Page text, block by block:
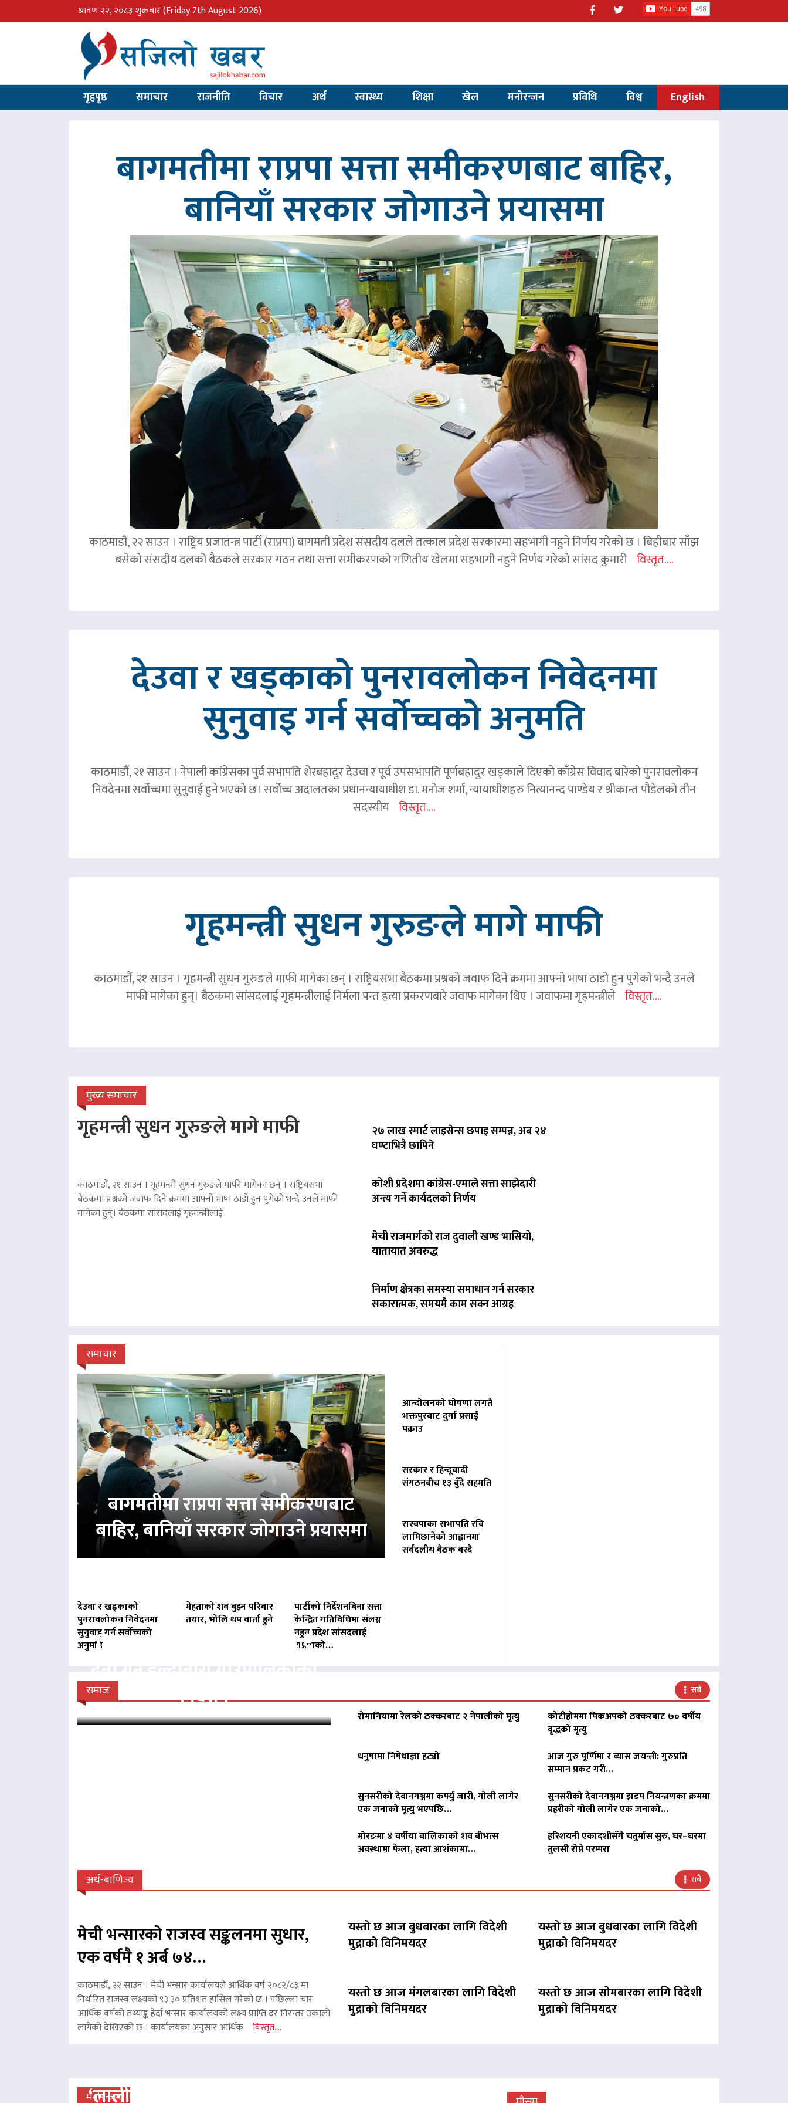
श्रावण २२, २०८३ शुक्रबार(Friday 7th August 2026)
गृहपृष्ठ समाचार राजनीति विचार अर्थ स्वास्थ्य शिक्षा खेल मनोरन्जन प्रविधि विश्व English
बागमतीमा राप्रपा सत्ता समीकरणबाट बाहिर,
बानियाँ सरकार जोगाउने प्रयासमा
काठमाडौं, २२ साउन । राष्ट्रिय प्रजातन्त्र पार्टी (राप्रपा) बागमती प्रदेश संसदीय दलले तत्काल प्रदेश सरकारमा सहभागी नहुने निर्णय गरेको छ । बिहीबार साँझ
बसेको संसदीय दलको बैठकले सरकार गठन तथा सत्ता समीकरणको गणितीय खेलमा सहभागी नहुने निर्णय गरेको सांसद कुमारी विस्तृत....
देउवा र खड्काको पुनरावलोकन निवेदनमा
सुनुवाइ गर्न सर्वोच्चको अनुमति
काठमाडौं, २१ साउन । नेपाली कांग्रेसका पुर्व सभापति शेरबहादुर देउवा र पूर्व उपसभापति पूर्णबहादुर खड्काले दिएको काँग्रेस विवाद बारेको पुनरावलोकन
निवदेनमा सर्वोच्चमा सुनुवाई हुने भएको छ। सर्वोच्च अदालतका प्रधानन्यायाधीश डा. मनोज शर्मा, न्यायाधीशहरु नित्यानन्द पाण्डेय र श्रीकान्त पौडेलको तीन
सदस्यीय विस्तृत....
गृहमन्त्री सुधन गुरुङले मागे माफी
काठमाडौं, २१ साउन । गृहमन्त्री सुधन गुरुङले माफी मागेका छन् । राष्ट्रियसभा बैठकमा प्रश्नको जवाफ दिने क्रममा आफ्नो भाषा ठाडो हुन पुगेको भन्दै उनले
माफी मागेका हुन्। बैठकमा सांसदलाई गृहमन्त्रीलाई निर्मला पन्त हत्या प्रकरणबारे जवाफ मागेका थिए । जवाफमा गृहमन्त्रीले विस्तृत....
मुख्य समाचार
गृहमन्त्री सुधन गुरुङले मागे माफी
काठमाडौं, २१ साउन । गृहमन्त्री सुधन गुरुङले माफी मागेका छन् । राष्ट्रियसभा
बैठकमा प्रश्नको जवाफ दिने क्रममा आफ्नो भाषा ठाडो हुन पुगेको भन्दै उनले माफी
मागेका हुन्। बैठकमा सांसदलाई गृहमन्त्रीलाई
२७ लाख स्मार्ट लाइसेन्स छपाइ सम्पन्न, अब २४
घण्टाभित्रै छापिने
कोशी प्रदेशमा कांग्रेस-एमाले सत्ता साझेदारी
अन्त्य गर्ने कार्यदलको निर्णय
मेची राजमार्गको राज दुवाली खण्ड भासियो,
यातायात अवरुद्ध
निर्माण क्षेत्रका समस्या समाधान गर्न सरकार
सकारात्मक, समयमै काम सक्न आग्रह
समाचार
बागमतीमा राप्रपा सत्ता समीकरणबाट
बाहिर, बानियाँ सरकार जोगाउने प्रयासमा
देउवा र खड्काको
पुनरावलोकन निवेदनमा
सुनुवाइ गर्न सर्वोच्चको
अनुमति
मेहताको शव बुझ्न परिवार
तयार, भोलि थप वार्ता हुने
पार्टीको निर्देशनबिना सत्ता
केन्द्रित गतिविधिमा संलग्न
नहुन प्रदेश सांसदलाई
राप्रपाको…
आन्दोलनको घोषणा लगतै
भक्तपुरबाट दुर्गा प्रसाईं
पक्राउ
सरकार र हिन्दूवादी
संगठनबीच १३ बुँदे सहमति
रास्वपाका सभापति रवि
लामिछानेको आह्वानमा
सर्वदलीय बैठक बस्दै
समाज सबै
बिना दर्ता सञ्चालित व्यवसायलाई
निर्देशन
रोमानियामा रेलको ठक्करबाट २ नेपालीको मृत्यु
कोटीहोममा पिकअपको ठक्करबाट ७० वर्षीय
वृद्धको मृत्यु
धनुषामा निषेधाज्ञा हट्यो
आज गुरु पूर्णिमा र व्यास जयन्ती: गुरुप्रति
सम्मान प्रकट गरी…
सुनसरीको देवानगञ्जमा कर्फ्यु जारी, गोली लागेर
एक जनाको मृत्यु भएपछि…
सुनसरीको देवानगञ्जमा झडप नियन्त्रणका क्रममा
प्रहरीको गोली लागेर एक जनाको…
मोरङमा ४ वर्षीया बालिकाको शव बीभत्स
अवस्थामा फेला, हत्या आशंकामा…
हरिशयनी एकादशीसँगै चतुर्मास सुरु, घर–घरमा
तुलसी रोप्ने परम्परा
अर्थ-बाणिज्य सबै
मेची भन्सारको राजस्व सङ्कलनमा सुधार,
एक वर्षमै १ अर्ब ७४…
काठमाडौं, २२ साउन । मेची भन्सार कार्यालयले आर्थिक वर्ष २०८२/८३ मा
निर्धारित राजस्व लक्ष्यको ९३.३० प्रतिशत हासिल गरेको छ । पछिल्ला चार
आर्थिक वर्षको तथ्याङ्क हेर्दा भन्सार कार्यालयको लक्ष्य प्राप्ति दर निरन्तर उकालो
लागेको देखिएको छ । कार्यालयका अनुसार आर्थिक विस्तृत....
यस्तो छ आज बुधबारका लागि विदेशी
मुद्राको विनिमयदर
यस्तो छ आज बुधबारका लागि विदेशी
मुद्राको विनिमयदर
यस्तो छ आज मंगलबारका लागि विदेशी
मुद्राको विनिमयदर
यस्तो छ आज सोमबारका लागि विदेशी
मुद्राको विनिमयदर
मनोरन्जन